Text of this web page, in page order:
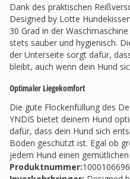
Dank des praktischen
Designed by Lotte
30 Grad in der
stets sauber und hygienisch.
der Unterseite sorgt dafür,
bleibt, auch wenn dein Hund
Optimaler Liegekomfort
Die gute Flockenfüllung des
YNDIS bietet deinem Hund
dafür, dass dein Hund sich
Böden geschützt ist. Egal ob
jedem Hund einen
Produktnummer:1000106696